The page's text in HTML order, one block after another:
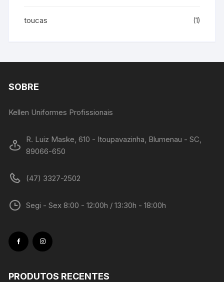
toucas (1)
SOBRE
Kellen Uniformes Profissionais
R. Luiz Maske, 610 - Itoupavazinha, Blumenau - SC,
89066-650
(47) 3327-2502
Segi - Sex 8:00 - 12:00h / 13:30h - 18:00h
PRODUTOS RECENTES